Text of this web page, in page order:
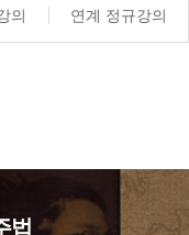
의 연계 정규강의
법